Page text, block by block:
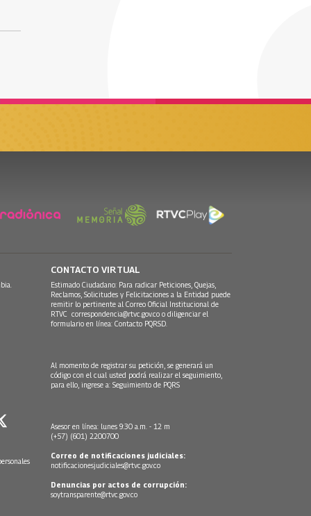
CONTACTO VIRTUAL
Estimado Ciudadano: Para radicar Peticiones, Quejas,
Reclamos, Solicitudes y Felicitaciones a la Entidad puede
remitir lo pertinente al Correo Oficial Institucional de
RTVC correspondencia@rtvc.gov.co o diligenciar el
formulario en línea: Contacto PQRSD.
Al momento de registrar su petición, se generará un
código con el cual usted podrá realizar el seguimiento,
para ello, ingrese a: Seguimiento de PQRS
Asesor en línea: lunes 9:30 a.m. - 12 m
(+57) (601) 2200700
Correo de notificaciones judiciales:
notificacionesjudiciales@rtvc.gov.co
Denuncias por actos de corrupción:
soytransparente@rtvc.gov.co